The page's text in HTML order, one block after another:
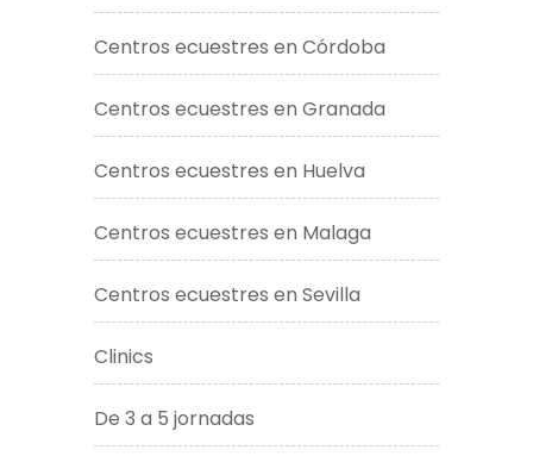
Centros ecuestres en Córdoba
Centros ecuestres en Granada
Centros ecuestres en Huelva
Centros ecuestres en Malaga
Centros ecuestres en Sevilla
Clinics
De 3 a 5 jornadas